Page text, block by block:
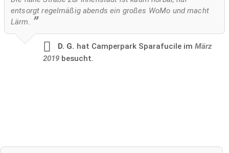
entsorgt regelmäßig abends ein großes WoMo und macht
Lärm.
D. G. hat Camperpark Sparafucile im März
2019 besucht.